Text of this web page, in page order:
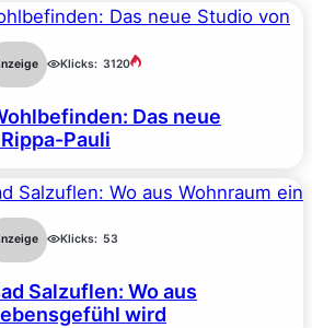
Klicks: 3120
Das neue
Pauli
Klicks: 53
Salzuflen: Wo aus
wird